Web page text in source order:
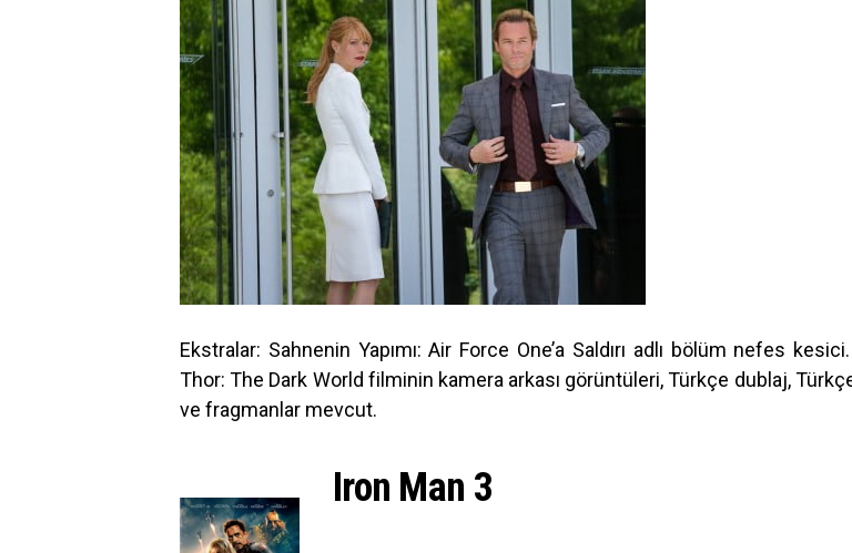
Ekstralar: Sahnenin Yapımı: Air Force One’a Saldırı adlı bölüm nefes kesici.
Thor: The Dark World filminin kamera arkası görüntüleri, Türkçe dublaj,
ve fragmanlar mevcut.
Iron Man 3